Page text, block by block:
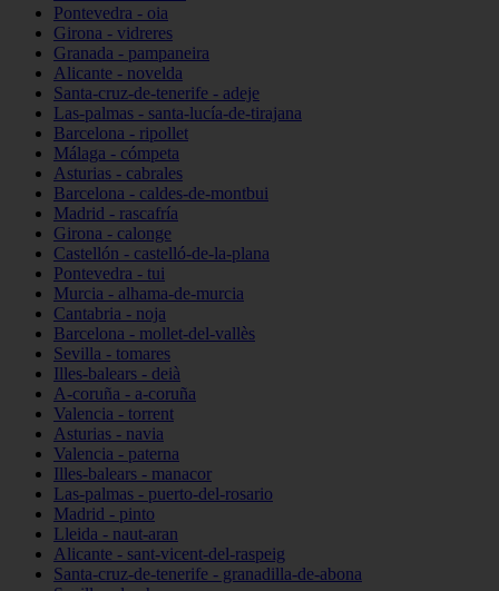
Pontevedra - oia
Girona - vidreres
Granada - pampaneira
Alicante - novelda
Santa-cruz-de-tenerife - adeje
Las-palmas - santa-lucía-de-tirajana
Barcelona - ripollet
Málaga - cómpeta
Asturias - cabrales
Barcelona - caldes-de-montbui
Madrid - rascafría
Girona - calonge
Castellón - castelló-de-la-plana
Pontevedra - tui
Murcia - alhama-de-murcia
Cantabria - noja
Barcelona - mollet-del-vallès
Sevilla - tomares
Illes-balears - deià
A-coruña - a-coruña
Valencia - torrent
Asturias - navia
Valencia - paterna
Illes-balears - manacor
Las-palmas - puerto-del-rosario
Madrid - pinto
Lleida - naut-aran
Alicante - sant-vicent-del-raspeig
Santa-cruz-de-tenerife - granadilla-de-abona